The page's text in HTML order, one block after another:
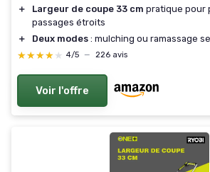
＋
Largeur de coupe 33 cm pratique pour
passages étroits
＋
Deux modes : mulching ou ramassage
★★★★★
★★★★★ 4/5 — 226 avis
Voir l'offre